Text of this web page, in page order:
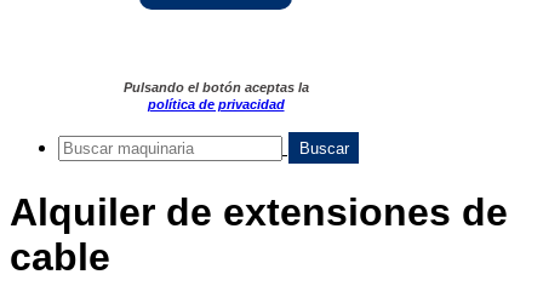
Pulsando el botón aceptas la
política de privacidad
Alquiler de extensiones de
cable